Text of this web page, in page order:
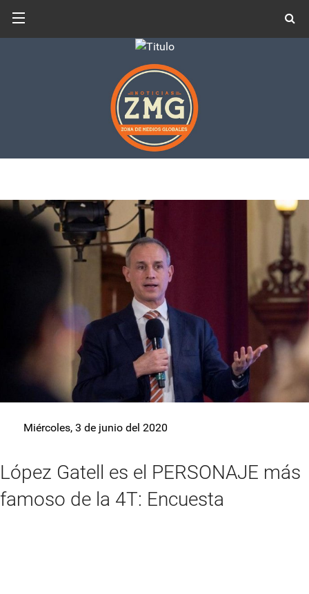
Miércoles, 3 de junio del 2020
López Gatell es el PERSONAJE más
famoso de la 4T: Encuesta